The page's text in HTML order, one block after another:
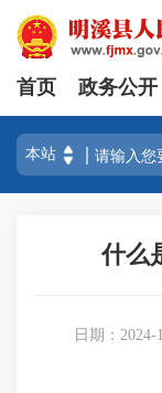
首页 政务公开
什么
日期：2024-